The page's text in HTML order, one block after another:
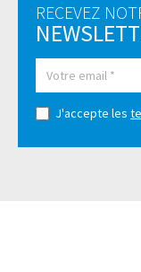
RECEVEZ
J'accepte les